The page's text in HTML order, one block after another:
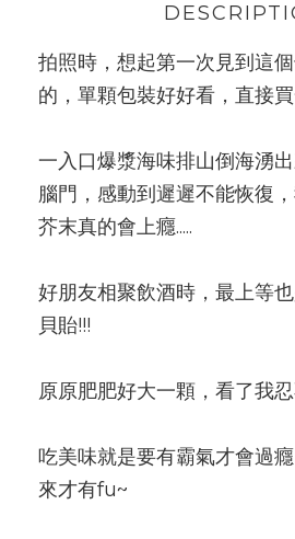
拍照時，想起第一次見到這
的，單顆包裝好好看，直接
一入口爆漿海味排山倒海湧
腦門，感動到遲遲不能恢復
芥末真的會上癮.....
好朋友相聚飲酒時，最上等
貝貽!!!
原原肥肥好大一顆，看了我
吃美味就是要有霸氣才會過
來才有fu~